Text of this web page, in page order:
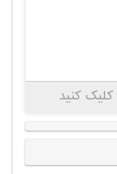
کلیک کنید